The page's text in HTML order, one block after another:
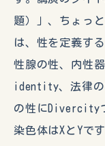
題）」、ちょっ
は、性を定義す
性腺の性、内性
identity、法律の
の性にDivercity
染色体はXとYで